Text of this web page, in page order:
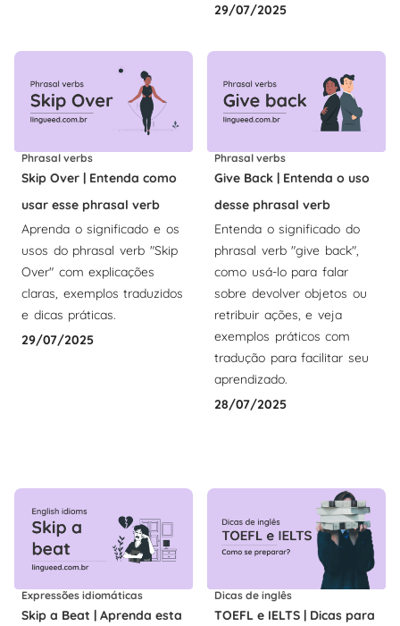
29/07/2025
Phrasal verbs
Skip Over | Entenda como
usar esse phrasal verb
Aprenda o significado e os
usos do phrasal verb "Skip
Over" com explicações
claras, exemplos traduzidos
e dicas práticas.
29/07/2025
Phrasal verbs
Give Back | Entenda o uso
desse phrasal verb
Entenda o significado do
phrasal verb "give back",
como usá-lo para falar
sobre devolver objetos ou
retribuir ações, e veja
exemplos práticos com
tradução para facilitar seu
aprendizado.
28/07/2025
Expressões idiomáticas
Skip a Beat | Aprenda esta
Dicas de inglês
TOEFL e IELTS | Dicas para